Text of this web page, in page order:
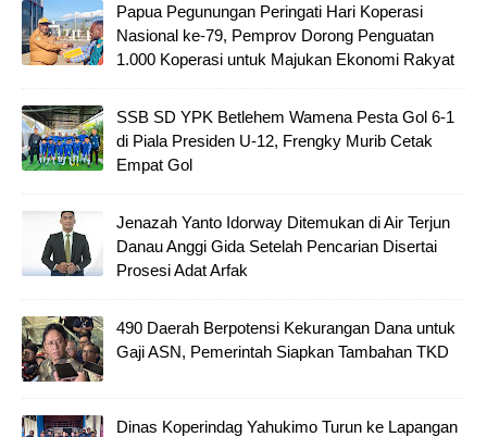
Papua Pegunungan Peringati Hari Koperasi
Nasional ke-79, Pemprov Dorong Penguatan
1.000 Koperasi untuk Majukan Ekonomi Rakyat
SSB SD YPK Betlehem Wamena Pesta Gol 6-1
di Piala Presiden U-12, Frengky Murib Cetak
Empat Gol
Jenazah Yanto Idorway Ditemukan di Air Terjun
Danau Anggi Gida Setelah Pencarian Disertai
Prosesi Adat Arfak
490 Daerah Berpotensi Kekurangan Dana untuk
Gaji ASN, Pemerintah Siapkan Tambahan TKD
Dinas Koperindag Yahukimo Turun ke Lapangan